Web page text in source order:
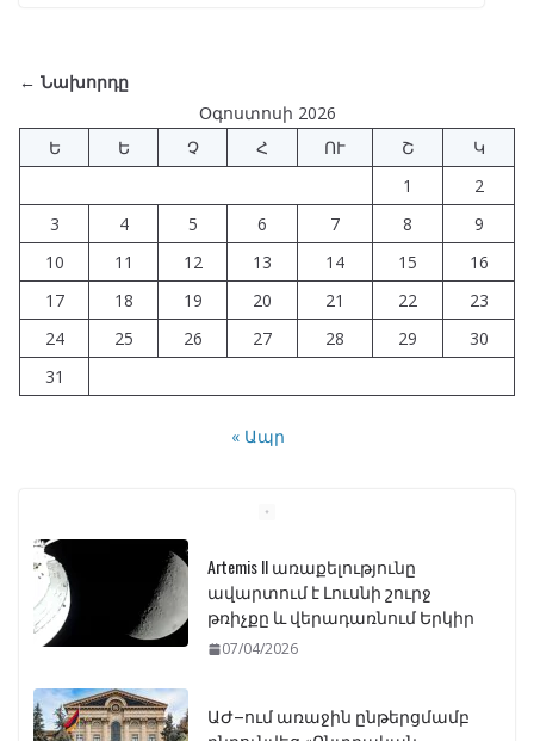
o
k p
← Նախորդը
Օգոստոսի 2026
Ե
Ե Չ Հ ՈՒ Շ
Կ
1
2
3
4 5 6 7 8
9
10
11 12 13 14 15
16
17
18 19 20 21 22
23
24
25 26 27 28 29
30
31
« Ապր
Artemis II առաքելությունը
ավարտում է Լուսնի շուրջ
թռիչքը և վերադառնում Երկիր
07/04/2026
ԱԺ–ում առաջին ընթերցմամբ